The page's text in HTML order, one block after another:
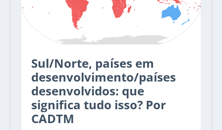
Sul/Norte, países em
desenvolvimento/países
desenvolvidos: que
significa tudo isso? Por
CADTM